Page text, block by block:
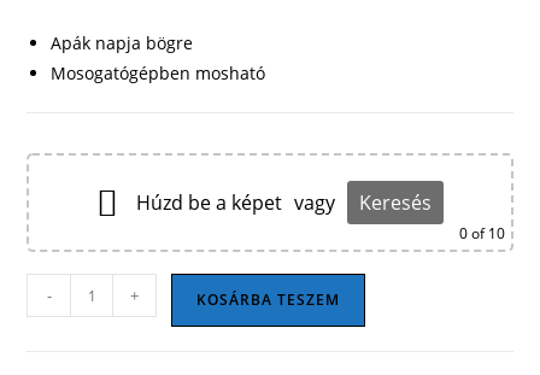
Apák napja bögre
Mosogatógépben mosható
Húzd be a képet vagy Keresés
0of 10
napi
- + KOSÁRBA TESZEM